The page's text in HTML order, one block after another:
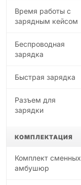
Время работы с
зарядным кейсом
Беспроводная
зарядка
Быстрая зарядка
Разъем для
зарядки
КОМПЛЕКТАЦИЯ
Комплект сменных
амбушюр